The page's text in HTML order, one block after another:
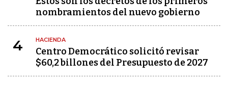
nombramientos del nuevo gobierno
4 HACIENDA
Centro Democrático solicitó revisar
$60,2 billones del Presupuesto de 2027